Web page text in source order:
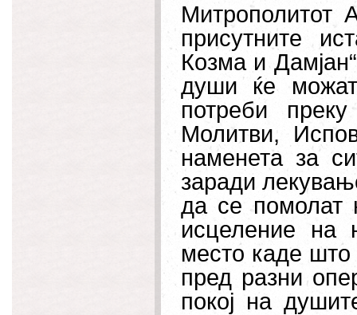
Митрополитот
присутните
Козма и
души ќе
потреби
Молитви,
наменета за
заради
да се помолат
исцеление на
место каде
пред разни
покој на